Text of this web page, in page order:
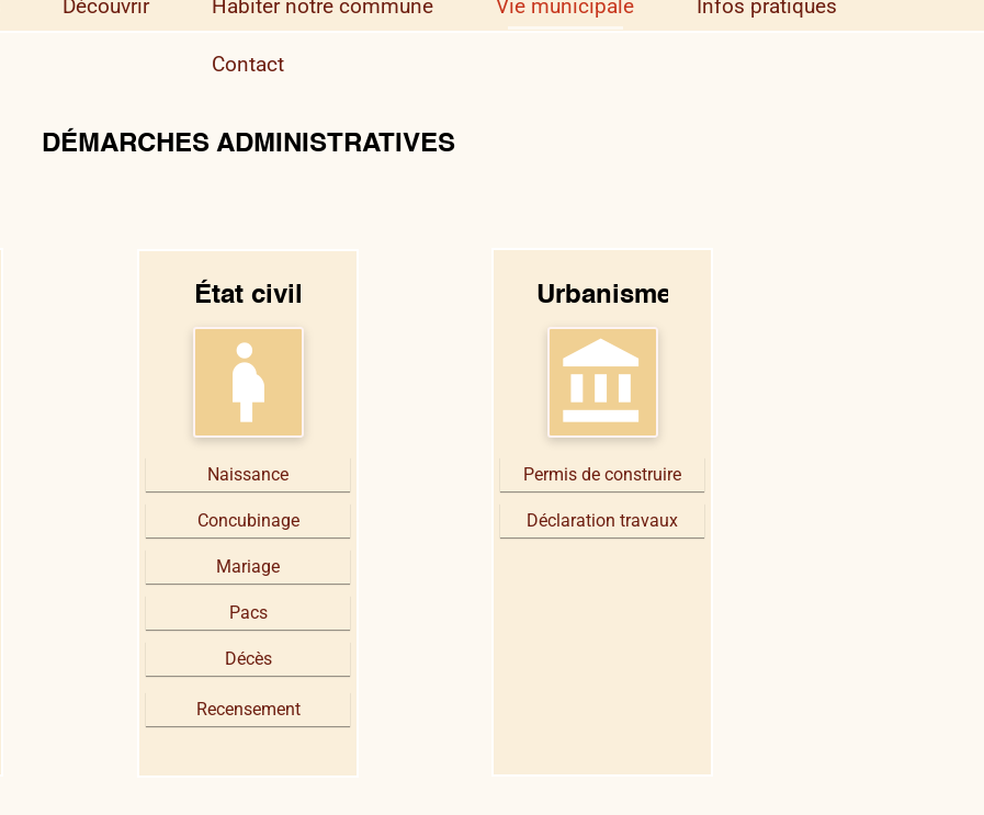
Découvrir Habiter notre commune Vie municipale Infos pratiques
Contact
DÉMARCHES ADMINISTRATIVES
État civil Urbanisme
pregnant_woman account_balance
Permis de construire
Naissance
Concubinage Déclaration travaux
Mariage
Pacs
Décès
Recensement